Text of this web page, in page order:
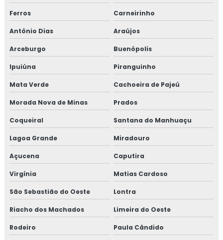
Ferros Carneirinho
Antônio Dias Araújos
Arceburgo Buenópolis
Ipuiúna Piranguinho
Mata Verde Cachoeira de Pajeú
Morada Nova de Minas Prados
Coqueiral Santana do Manhuaçu
Lagoa Grande Miradouro
Açucena Caputira
Virgínia Matias Cardoso
São Sebastião do Oeste Lontra
Riacho dos Machados Limeira do Oeste
Rodeiro Paula Cândido